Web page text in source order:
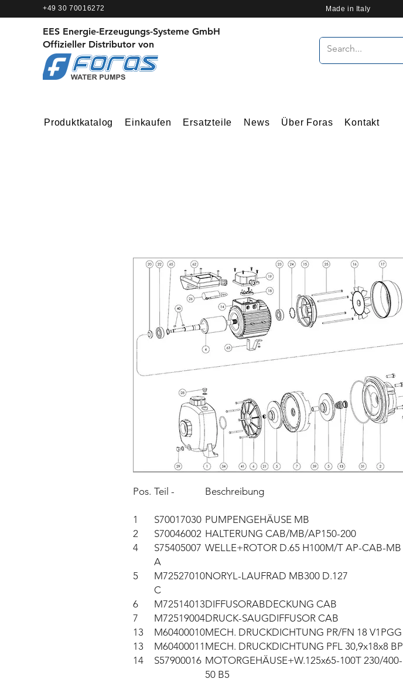
+49 30 70016272 Made in Italy
EES Energie-Erzeugungs-Systeme GmbH
Offizieller Distributor von
Produktkatalog Einkaufen Ersatzteile News Über Foras Kontakt
Pos. Teil - Beschreibung
1
S70017030 PUMPENGEHÄUSE MB
2
S70046002 HALTERUNG CAB/MB/AP150-200
4
S75405007
A
WELLE+ROTOR D.65 H100M/T AP-CAB-MB
5
M72527010
C
NORYL-LAUFRAD MB300 D.127
6 M72514013DIFFUSORABDECKUNG CAB
7
M72519004DRUCK-SAUGDIFFUSOR CAB
13
M60400010MECH. DRUCKDICHTUNG PR/FN 18 V1PGG
13
M60400011 MECH. DRUCKDICHTUNG PFL 30,9x18x8 BP
14
S57900016 MOTORGEHÄUSE+W.125x65-100T 230/400-
50 B5